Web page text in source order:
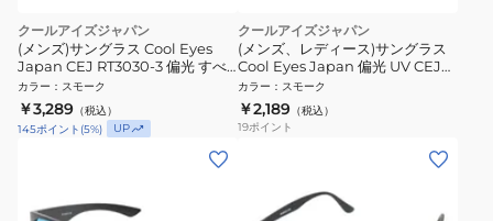
クールアイズジャパン
(メンズ)サングラス Cool Eyes
Japan CEJ RT3030-3 偏光 すべ
り止め 鼻パッド調整可 カジュア
ル ファッション
カラー ： スモーク
￥3,289 （税込）
145ポイント (5%) UP
クールアイズジャパン
(メンズ、レディース)サングラス
Cool Eyes Japan 偏光 UV CEJ
28020A
カラー ： スモーク
￥2,189 （税込）
19ポイント